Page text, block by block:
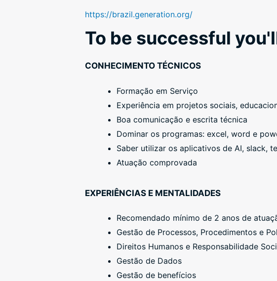
https://brazil.generation.org/
To be successful
CONHECIMENTO TÉCNICOS
Formação em Serviço
Experiência em projetos sociais,
Boa comunicação e escrita técnica
Dominar os programas: excel, word e
Saber utilizar os aplicativos de AI, slack,
Atuação comprovada
EXPERIÊNCIAS E MENTALIDADES
Recomendado mínimo de 2 anos de
Gestão de Processos, Procedimentos e
Direitos Humanos e Responsabilidade
Gestão de Dados
Gestão de benefícios